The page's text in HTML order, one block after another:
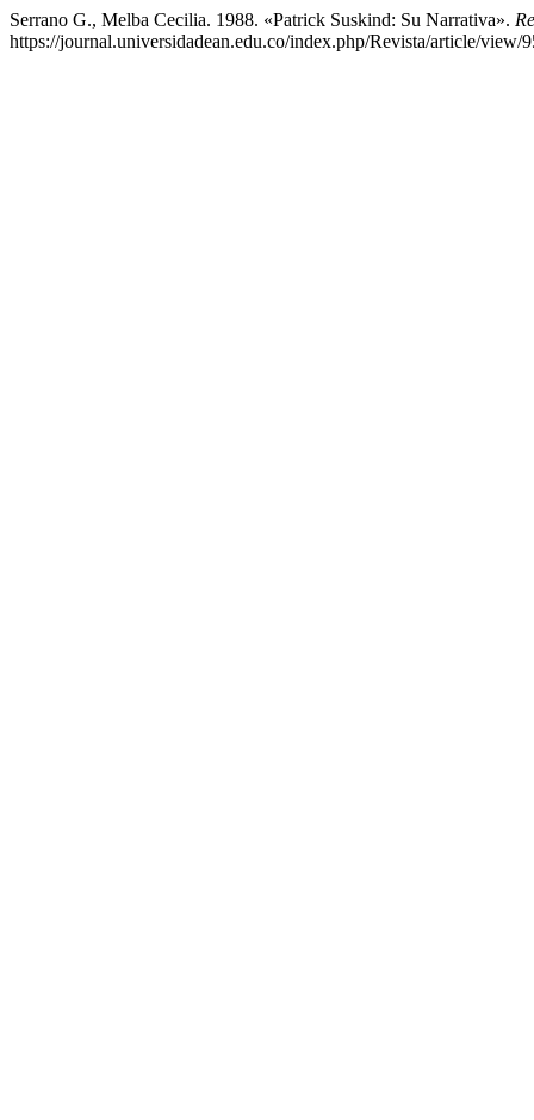
Serrano G., Melba Cecilia. 1988. «Patrick Suskind: Su Narrativa».
https://journal.universidadean.edu.co/index.php/Revista/article/view/